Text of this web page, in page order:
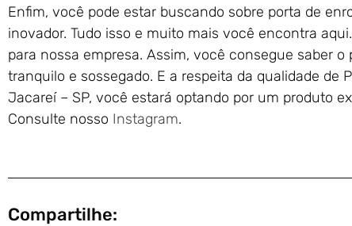
Enfim, você pode estar buscando sobre porta de
inovador. Tudo isso e muito mais você encontra
para nossa empresa. Assim, você consegue saber
tranquilo e sossegado. E a respeita da qualidade de
Jacareí – SP, você estará optando por um produto
Consulte nosso Instagram.
Compartilhe: